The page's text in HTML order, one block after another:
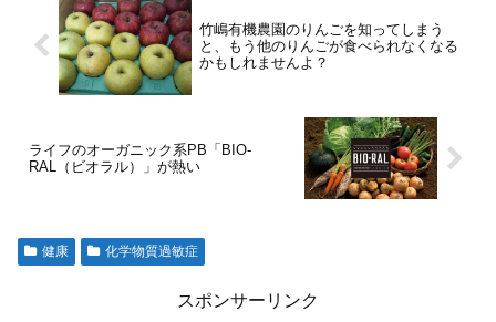
竹嶋有機農園のりんごを知ってしまう
と、もう他のりんごが食べられなくなる
かもしれませんよ？
ライフのオーガニック系PB「BIO-
RAL（ビオラル）」が熱い
健康 化学物質過敏症
スポンサーリンク